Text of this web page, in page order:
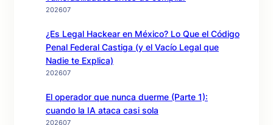
202607
¿Es Legal Hackear en México? Lo Que el Código
Penal Federal Castiga (y el Vacío Legal que
Nadie te Explica)
202607
El operador que nunca duerme (Parte 1):
cuando la IA ataca casi sola
202607